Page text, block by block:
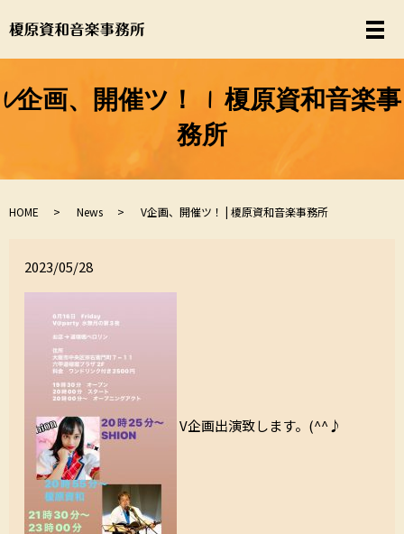
V企画、開催ツ！ | 榎原資和音楽事
務所
HOME News V企画、開催ツ！ | 榎原資和音楽事務所
2023/05/28
V企画出演致します。(^^♪